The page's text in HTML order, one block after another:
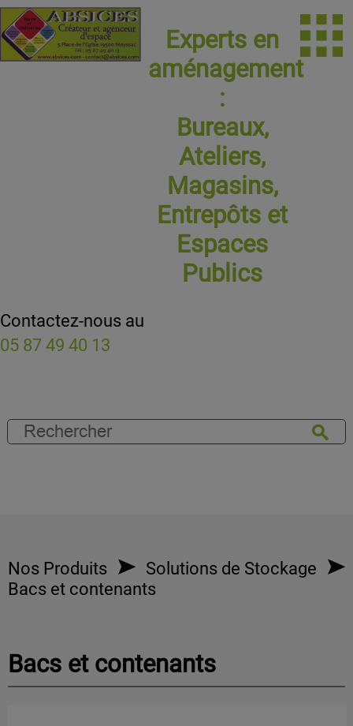
Experts en
aménagement
:
Bureaux,
Ateliers,
Magasins,
Entrepôts et
Espaces
Publics
Contactez-nous au
05 87 49 40 13
Nos Produits
Solutions de Stockage
Bacs et contenants
Bacs et contenants